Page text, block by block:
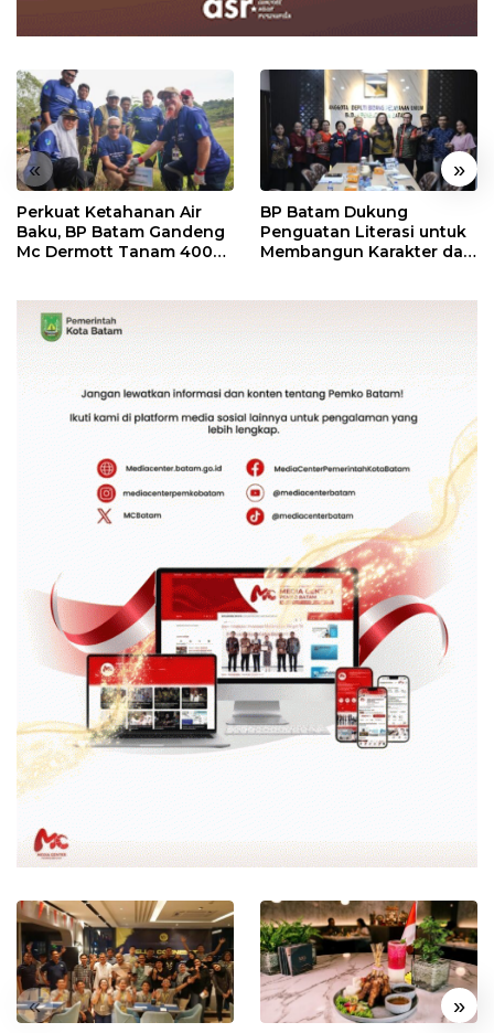
« »
Perkuat Ketahanan Air
Baku, BP Batam Gandeng
Mc Dermott Tanam 400
BP Batam Dukung
Penguatan Literasi untuk
Membangun Karakter dan
« »